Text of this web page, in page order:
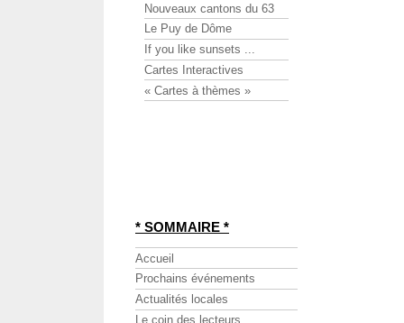
Nouveaux cantons du 63
Le Puy de Dôme
If you like sunsets ...
Cartes Interactives
« Cartes à thèmes »
* SOMMAIRE *
Accueil
Prochains événements
Actualités locales
Le coin des lecteurs